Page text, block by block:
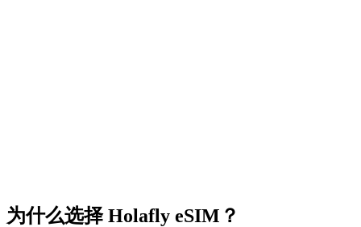
为什么选择 Holafly eSIM？